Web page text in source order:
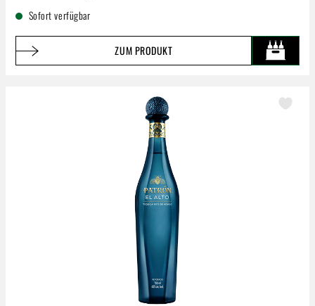
Sofort verfügbar
ZUM PRODUKT